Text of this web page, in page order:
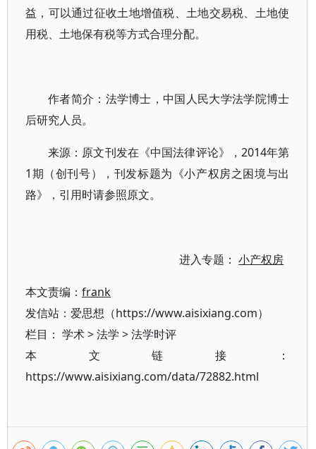
益，可以通过征收土地增值税、土地交易税、土地使
用税、土地保有税等方式合理分配。
作者简介：法学博士，中国人民大学法学院博士
后研究人员。
来源：原文刊发在《中国法律评论》，2014年第
1期（创刊号），刊发标题为《小产权房之困境与出
路》，引用时请参照原文。
进入专题：小产权房
本文责编： frank
发信站：爱思想（https://www.aisixiang.com）
栏目： 学术>法学 >法学时评
本文链接：
https://www.aisixiang.com/data/72882.html